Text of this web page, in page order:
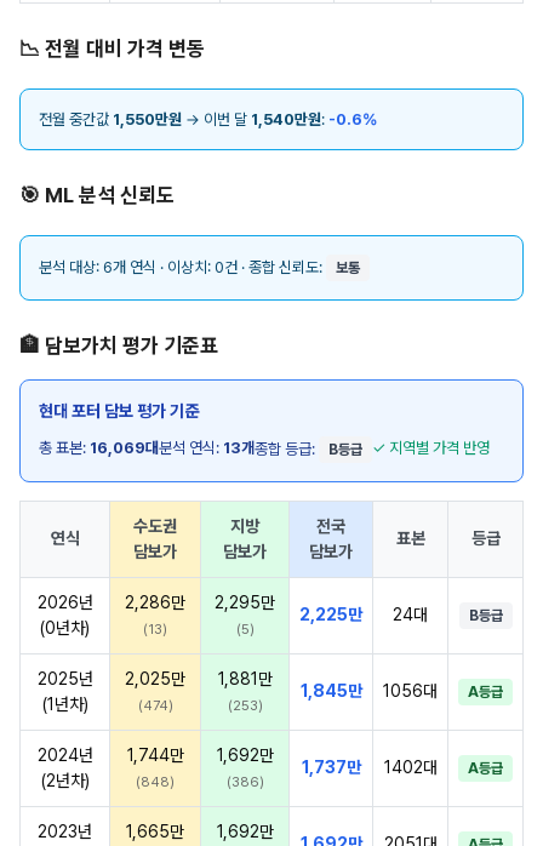
📉 전월 대비 가격 변동
전월 중간값 1,550만원 → 이번 달 1,540만원: -0.6%
🎯 ML 분석 신뢰도
분석 대상: 6개 연식 · 이상치: 0건 · 종합 신뢰도: 보통
🏦 담보가치 평가 기준표
현대 포터 담보 평가 기준
총 표본: 16,069대분석 연식: 13개종합 등급: B등급 ✓ 지역별 가격 반영
연식
수도권
담보가
지방
담보가
전국
담보가
표본 등급
2026년
(0년차)
2,286만
(13)
2,295만
(5)
2,225만 24대 B등급
2025년
(1년차)
2,025만
(474)
1,881만
(253)
1,845만 1056대 A등급
2024년
(2년차)
1,744만
(848)
1,692만
(386)
1,737만 1402대 A등급
2023년
1,665만 1,692만